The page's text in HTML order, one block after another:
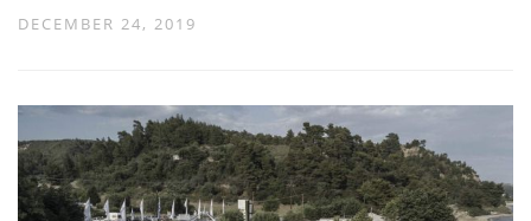
DECEMBER 24, 2019